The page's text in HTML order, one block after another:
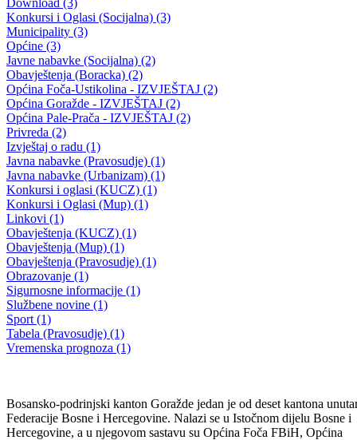
KOMISIJA ZA MLADE- JAVNI POZIV za dodjelu priznanja za
najuspjesnijeg pojedinca i udruzenje u BPK Gorazde u 2017. godini
30.03.2018